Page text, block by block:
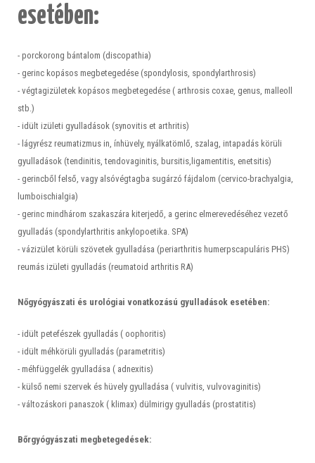
esetében:
- porckorong bántalom (discopathia)
- gerinc kopásos megbetegedése (spondylosis, spondylarthrosis)
- végtagizületek kopásos megbetegedése ( arthrosis coxae, genus, malleoll
stb.)
- idült izületi gyulladások (synovitis et arthritis)
- lágyrész reumatizmus in, ínhüvely, nyálkatömlő, szalag, intapadás körüli
gyulladások (tendinitis, tendovaginitis, bursitis,ligamentitis, enetsitis)
- gerincből felső, vagy alsóvégtagba sugárzó fájdalom (cervico-brachyalgia,
lumboischialgia)
- gerinc mindhárom szakaszára kiterjedő, a gerinc elmerevedéséhez vezető
gyulladás (spondylarthritis ankylopoetika. SPA)
- vázizület körüli szövetek gyulladása (periarthritis humerpscapuláris PHS)
reumás izületi gyulladás (reumatoid arthritis RA)
Nőgyógyászati és urológiai vonatkozású gyulladások esetében:
- idült petefészek gyulladás ( oophoritis)
- idült méhkörüli gyulladás (parametritis)
- méhfüggelék gyulladása ( adnexitis)
- külső nemi szervek és hüvely gyulladása ( vulvitis, vulvovaginitis)
- változáskori panaszok ( klimax) dülmirigy gyulladás (prostatitis)
Bőrgyógyászati megbetegedések: